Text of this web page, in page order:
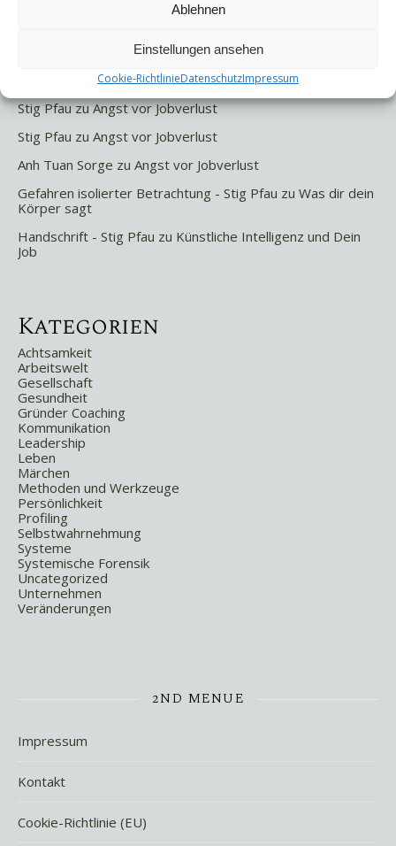
Ablehnen
Einstellungen ansehen
Cookie-RichtlinieDatenschutzImpressum
Letzte Kommentare
Stig PfauzuAngst vor Jobverlust
Stig Pfau zu Angst vor Jobverlust
Anh Tuan Sorge zu Angst vor Jobverlust
Gefahren isolierter Betrachtung - Stig Pfau zu Was dir dein
Körper sagt
Handschrift - Stig Pfau zu Künstliche Intelligenz und Dein
Job
Kategorien
Achtsamkeit
Arbeitswelt
Gesellschaft
Gesundheit
Gründer Coaching
Kommunikation
Leadership
Leben
Märchen
Methoden und Werkzeuge
Persönlichkeit
Profiling
Selbstwahrnehmung
Systeme
Systemische Forensik
Uncategorized
Unternehmen
Veränderungen
2ND MENUE
Impressum
Kontakt
Cookie-Richtlinie (EU)